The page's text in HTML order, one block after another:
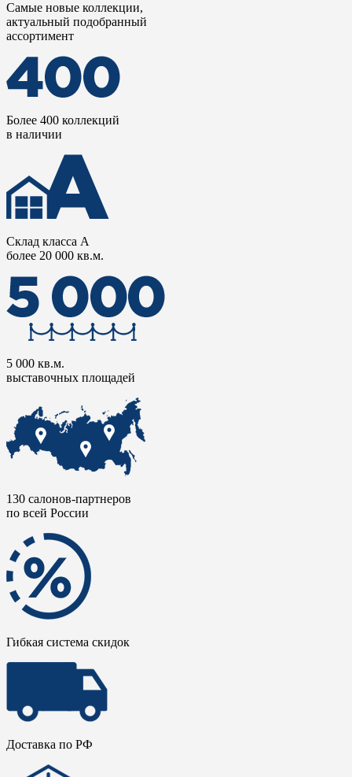
Самые новые коллекции,
актуальный подобранный
ассортимент
Более 400 коллекций
в наличии
Склад класса А
более 20 000 кв.м.
5 000 кв.м.
выставочных площадей
130 салонов-партнеров
по всей России
Гибкая система скидок
Доставка по РФ